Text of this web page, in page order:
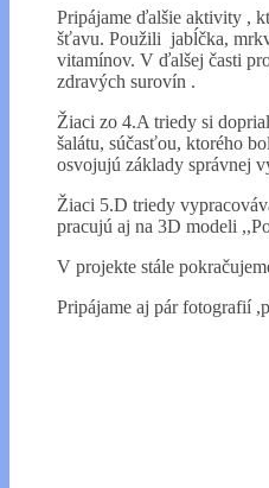
Pripájame ďalšie aktivity ,
šťavu. Použili jabĺčka,
vitamínov. V ďalšej časti
zdravých surovín .
Žiaci zo 4.A triedy si
šalátu, súčasťou, ktorého
osvojujú základy správnej
Žiaci 5.D triedy
pracujú aj na 3D modeli
V projekte stále
Pripájame aj pár fotografií